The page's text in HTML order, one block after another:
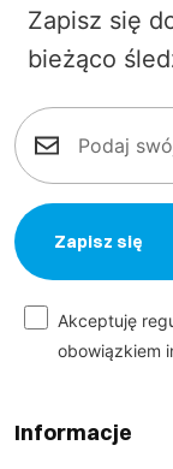
Zapisz się
bieżąco
Zapisz się
Akceptuję
obowiązkiem
Informacje